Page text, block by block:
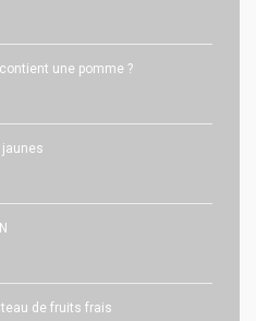
une pomme ?
de fruits frais